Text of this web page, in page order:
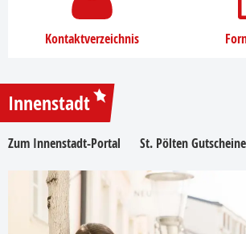
Kontaktverzeichnis
Innenstadt
Zum Innenstadt-Portal St. Pölten Gutscheine